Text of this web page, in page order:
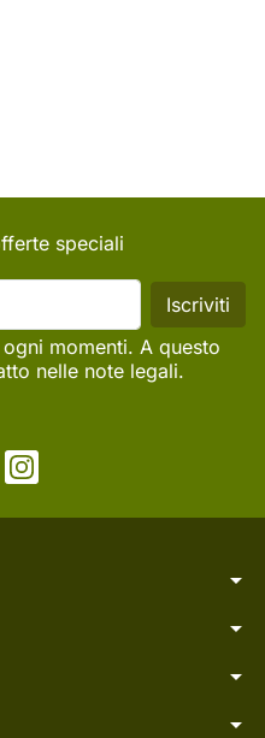
speciali
momenti. A questo
nelle note legali.
arrow_drop_down
arrow_drop_down
arrow_drop_down
arrow_drop_down